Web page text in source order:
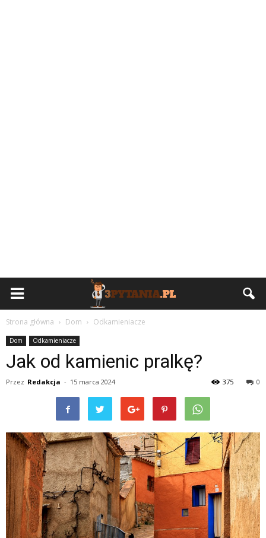
Strona główna Dom Odkamieniacze
Dom Odkamieniacze
Jak od kamienic pralkę?
Przez Redakcja - 15 marca 2024 0
375